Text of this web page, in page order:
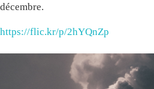
décembre.
https://flic.kr/p/2hYQnZp